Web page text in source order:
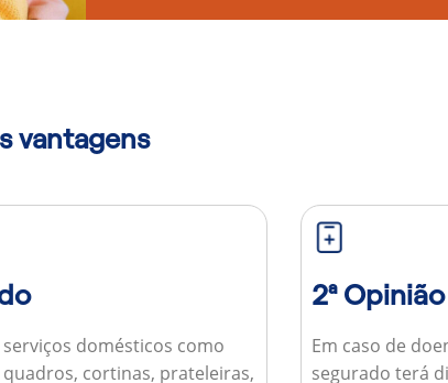
vantagens
domésticos como
cortinas, prateleiras,
2ª
Em caso de
segurado terá